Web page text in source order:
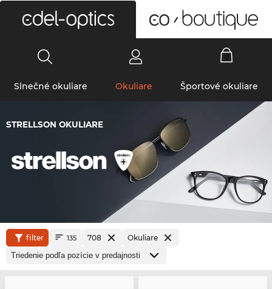
Slnečné okuliare Okuliare Športové okuliare
STRELLSON OKULIARE
filter 135 708 Okuliare